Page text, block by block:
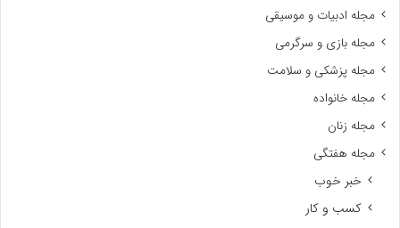
اس ام اس
دکوراسیون
راهنمای خرید
کامپیوتر
مد و پوشاک
موبایل و تبلت و اپلکیشن
نجوم و کهکشان
مجله آموزشی